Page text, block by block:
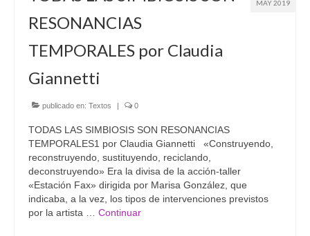
MAY 2019
RESONANCIAS
TEMPORALES por Claudia
Giannetti
publicado en: Textos | 0
TODAS LAS SIMBIOSIS SON RESONANCIAS
TEMPORALES1 por Claudia Giannetti «Construyendo,
reconstruyendo, sustituyendo, reciclando,
deconstruyendo» Era la divisa de la acción-taller
«Estación Fax» dirigida por Marisa González, que
indicaba, a la vez, los tipos de intervenciones previstos
por la artista … Continuar